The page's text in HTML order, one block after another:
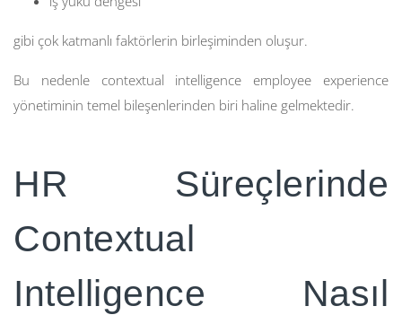
gibi çok katmanlı faktörlerin birleşiminden oluşur.
Bu nedenle contextual intelligence employee experience
yönetiminin temel bileşenlerinden biri haline gelmektedir.
HR Süreçlerinde
Contextual
Intelligence Nasıl